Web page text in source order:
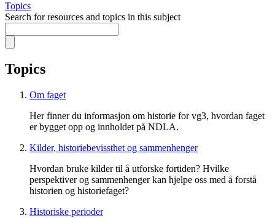
Topics
Search for resources and topics in this subject
Topics
Om faget
Her finner du informasjon om historie for vg3, hvordan faget
er bygget opp og innholdet på NDLA.
Kilder, historiebevissthet og sammenhenger
Hvordan bruke kilder til å utforske fortiden? Hvilke
perspektiver og sammenhenger kan hjelpe oss med å forstå
historien og historiefaget?
Historiske perioder